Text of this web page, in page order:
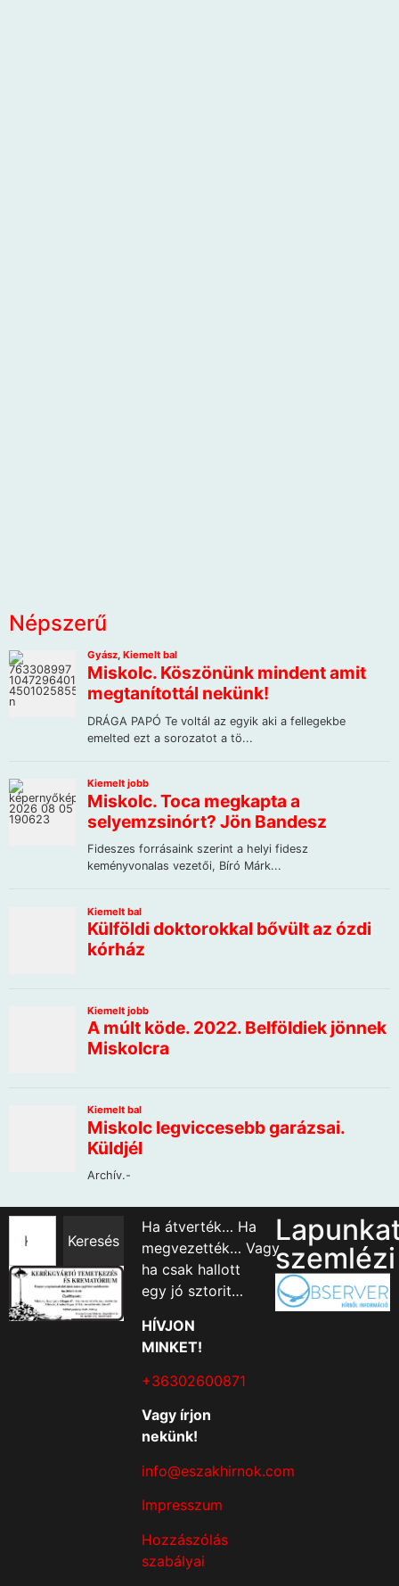
Népszerű
Keresés
Ha átverték… Ha
megvezették… Vagy
ha csak hallott
egy jó sztorit…
HÍVJON
MINKET!
+36302600871
Vagy írjon
nekünk!
info@eszakhirnok.com
Impresszum
Hozzászólás
szabályai
szemlézi